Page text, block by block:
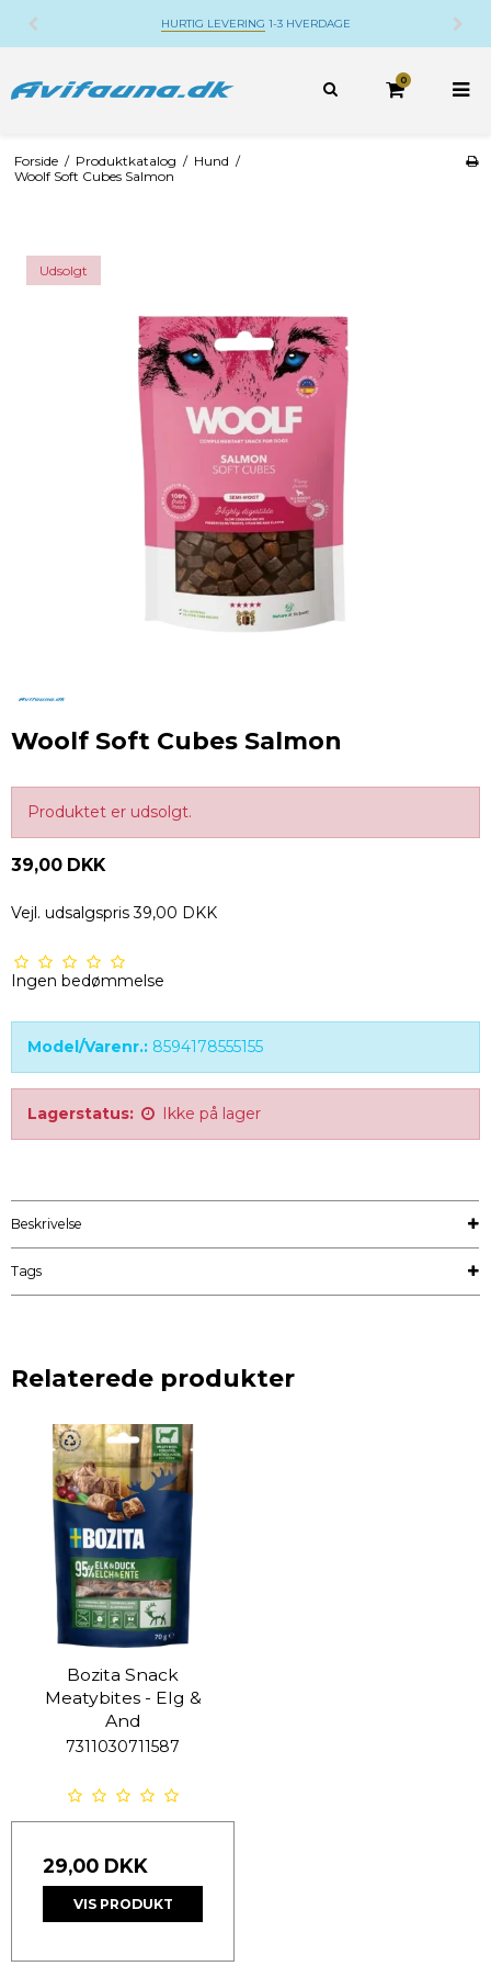
HURTIG LEVERING 1-3 HVERDAGE
0
Forside / Produktkatalog / Hund /
Woolf Soft Cubes Salmon
Udsolgt
Woolf Soft Cubes Salmon
Produktet er udsolgt.
39,00 DKK
Vejl. udsalgspris 39,00 DKK
Ingen bedømmelse
Model/Varenr.: 8594178555155
Lagerstatus: Ikke på lager
Beskrivelse
Tags
Relaterede produkter
Bozita Snack
Meatybites - Elg &
And
7311030711587
29,00 DKK
VIS PRODUKT